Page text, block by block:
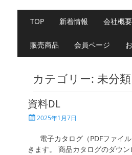
メ
ン
メ
ツ
ッ
プ
TOP 新着情報 会社概要
販売商品 会員ページ
カテゴリー: 未分類
資料DL
投 2025年1月7日
電子カタログ（PDFファイ
きます。 商品カタログのダウ